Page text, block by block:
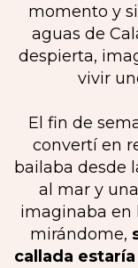
momento y
aguas de
despierta,
vivir
El fin de
convertí en
bailaba desde
al mar y
imaginaba en
mirándome,
callada